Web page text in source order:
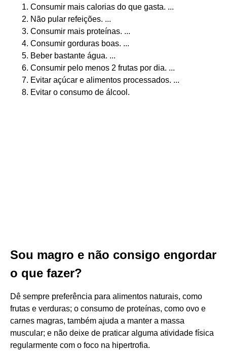
Consumir mais calorias do que gasta. ...
Não pular refeições. ...
Consumir mais proteínas. ...
Consumir gorduras boas. ...
Beber bastante água. ...
Consumir pelo menos 2 frutas por dia. ...
Evitar açúcar e alimentos processados. ...
Evitar o consumo de álcool.
Sou magro e não consigo engordar
o que fazer?
Dê sempre preferência para alimentos naturais, como
frutas e verduras; o consumo de proteínas, como ovo e
carnes magras, também ajuda a manter a massa
muscular; e não deixe de praticar alguma atividade física
regularmente com o foco na hipertrofia.